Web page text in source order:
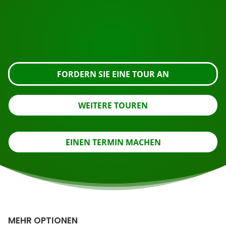
FORDERN SIE EINE TOUR AN
WEITERE TOUREN
EINEN TERMIN MACHEN
MEHR OPTIONEN